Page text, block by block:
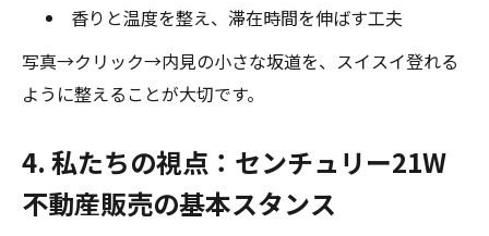
香りと温度を整え、滞在時間を伸ばす工夫
写真→クリック→内見の小さな坂道を、スイスイ登れる
ように整えることが大切です。
4. 私たちの視点：センチュリー21W
不動産販売の基本スタンス